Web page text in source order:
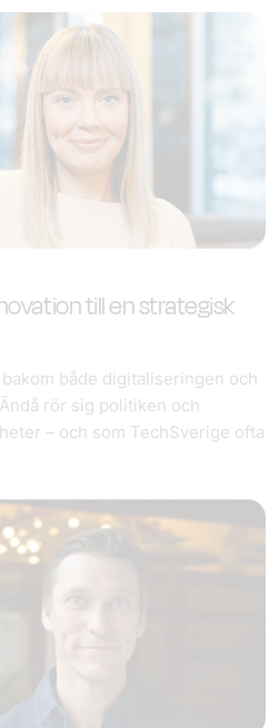
till en strategisk
både digitaliseringen och
rör sig politiken och
– och som TechSverige ofta